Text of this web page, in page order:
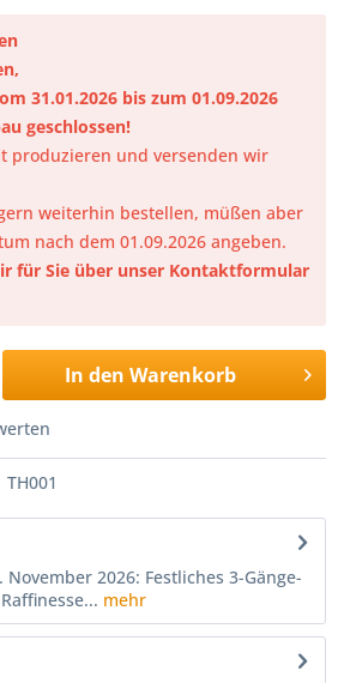
31.01.2026 bis zum 01.09.2026
geschlossen!
produzieren und versenden wir
weiterhin bestellen, müßen aber
nach dem 01.09.2026 angeben.
für Sie über unser Kontaktformular
In den Warenkorb
TH001
2026: Festliches 3-Gänge-
mehr